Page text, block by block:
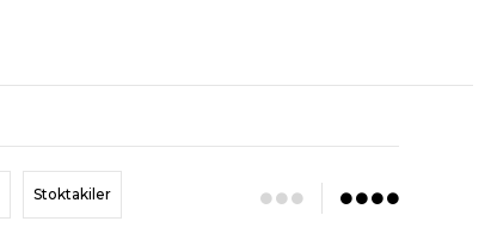
Stoktakiler